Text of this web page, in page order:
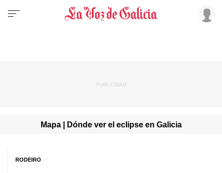
Mapa | Dónde ver el eclipse en Galicia
RODEIRO